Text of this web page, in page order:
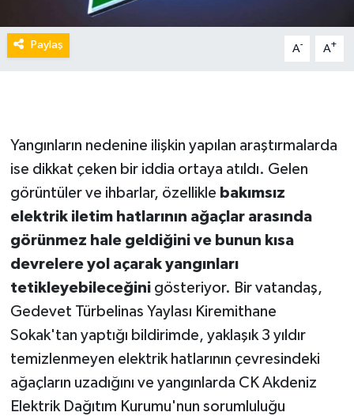
Paylaş A- A+
Yangınların nedenine ilişkin yapılan araştırmalarda
ise dikkat çeken bir iddia ortaya atıldı. Gelen
görüntüler ve ihbarlar, özellikle bakımsız
elektrik iletim hatlarının ağaçlar arasında
görünmez hale geldiğini ve bunun kısa
devrelere yol açarak yangınları
tetikleyebileceğinigösteriyor. Bir vatandaş,
Gedevet Türbelinas Yaylası Kiremithane
Sokak'tan yaptığı bildirimde, yaklaşık 3 yıldır
temizlenmeyen elektrik hatlarının çevresindeki
ağaçların uzadığını ve yangınlarda CK Akdeniz
Elektrik Dağıtım Kurumu'nun sorumluluğu